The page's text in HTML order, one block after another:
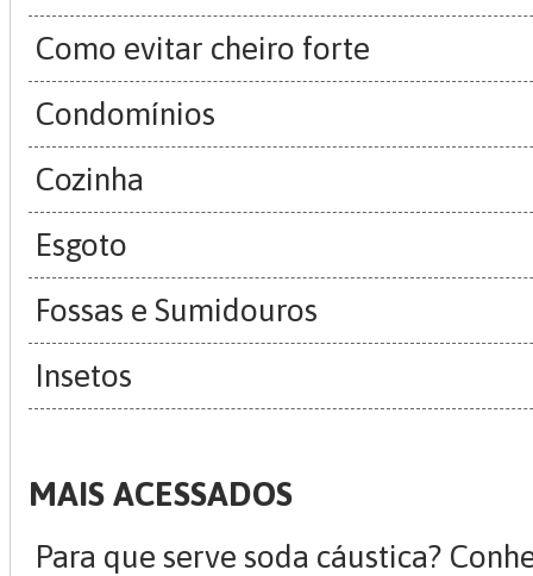
Como evitar cheiro forte
Condomínios
Cozinha
Esgoto
Fossas e Sumidouros
Insetos
MAIS ACESSADOS
Para que serve soda cáustica?